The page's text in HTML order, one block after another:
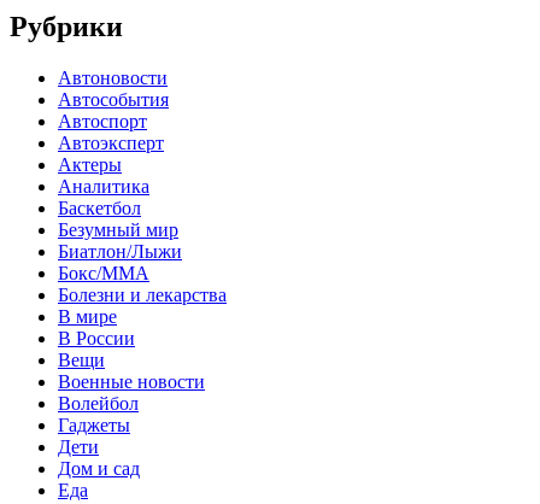
Рубрики
Автоновости
Автособытия
Автоспорт
Автоэксперт
Актеры
Аналитика
Баскетбол
Безумный мир
Биатлон/Лыжи
Бокс/MMA
Болезни и лекарства
В мире
В России
Вещи
Военные новости
Волейбол
Гаджеты
Дети
Дом и сад
Еда